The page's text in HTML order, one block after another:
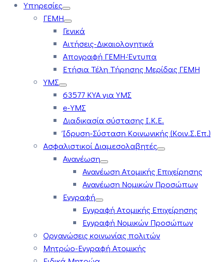
Υπηρεσίες
ΓΕΜΗ
Γενικά
Αιτήσεις-Δικαιολογητικά
Απογραφή ΓΕΜΗ-Έντυπα
Ετήσια Τέλη Τήρησης Μερίδας ΓΕΜΗ
ΥΜΣ
63577 ΚΥΑ για ΥΜΣ
e-ΥΜΣ
Διαδικασία σύστασης Ι.Κ.Ε.
Ίδρυση-Σύσταση Κοινωνικής (Κοιν.Σ.Επ.)
Ασφαλιστικοί Διαμεσολαβητές
Ανανέωση
Ανανέωση Ατομικής Επιχείρησης
Ανανέωση Νομικών Προσώπων
Εγγραφή
Εγγραφή Ατομικής Επιχείρησης
Εγγραφή Νομικών Προσώπων
Οργανώσεις κοινωνίας πολιτών
Μητρώο-Εγγραφή Ατομικής